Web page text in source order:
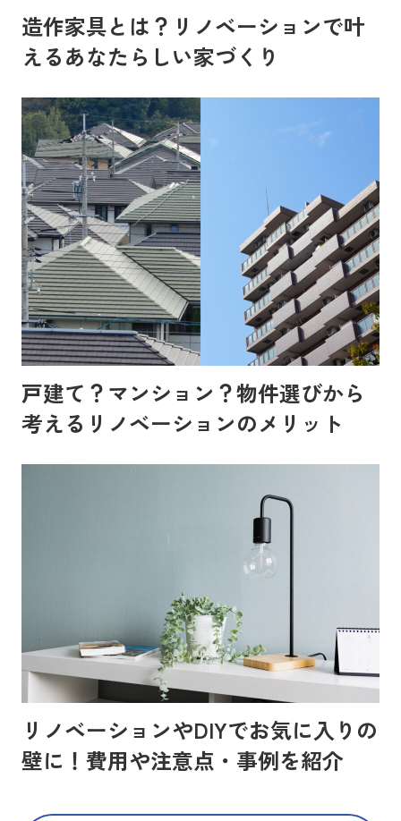
造作家具とは？リノベーションで叶
えるあなたらしい家づくり
戸建て？マンション？物件選びから
考えるリノベーションのメリット
リノベーションやDIYでお気に入りの
壁に！費用や注意点・事例を紹介